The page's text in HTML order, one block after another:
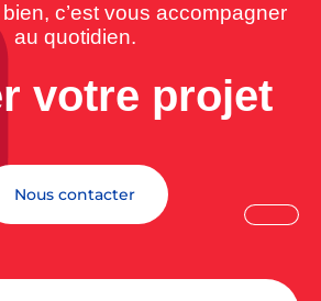
c’est vous accompagner
au quotidien.
votre projet
Nous contacter